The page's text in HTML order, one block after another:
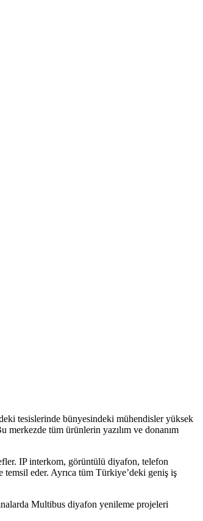
tesislerinde bünyesindeki mühendisler yüksek
merkezde tüm ürünlerin yazılım ve donanım
IP interkom, görüntülü diyafon, telefon
eder. Ayrıca tüm Türkiye’deki geniş iş
Multibus diyafon yenileme projeleri